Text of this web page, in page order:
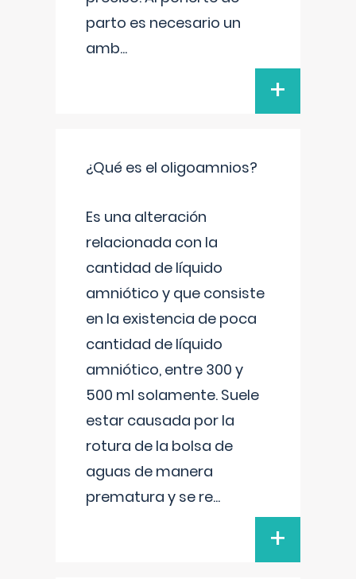
parto es necesario un
amb...
+
¿Qué es el oligoamnios?
Es una alteración
relacionada con la
cantidad de líquido
amniótico y que consiste
en la existencia de poca
cantidad de líquido
amniótico, entre 300 y
500 ml solamente. Suele
estar causada por la
rotura de la bolsa de
aguas de manera
prematura y se re...
+